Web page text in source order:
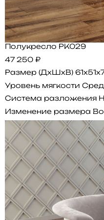
Полукресло PK029
47 250 ₽
Размер (ДхШхВ)
Уровень мягкости
Система разложения
Изменение размера